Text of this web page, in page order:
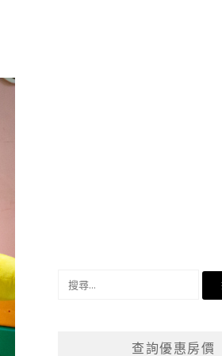
查詢優惠房價